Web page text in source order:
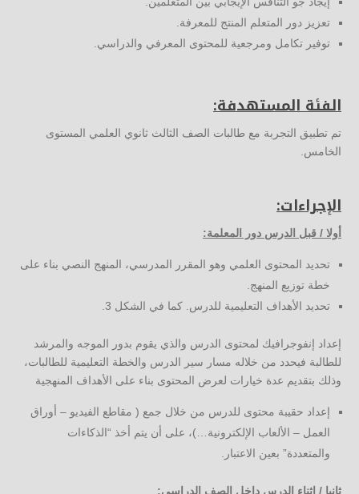
تعزيز دور المتعلم المنتج للمعرفة.
توفير تكامل ومرجعية للمحتوى المعرفي والدراسي.
الفئة المستهدفة:
تم تطبيق التجربة مع طالبات الصف الثالث ثانوي العلمي المستوى
الخامس.
الإجراءات:
أولا / قبل الدرس دور المعلمة:
تحديد المحتوى العلمي وهو المقرر المدرسي، المنهج النصي بناء على
خطة توزيع المنهج.
تحديد الأهداف التعليمية للدرس. كما في الشكل 3.
إعداد إنفوجرافيك لمحتوى الدرس والذي يقوم بدور الموجه والمرشد
للطالبة فيحدد من خلاله مسار سير الدرس والخطة التعليمية للطالبات،
وذلك بتقديم عدة خيارات لعرض المحتوى بناء على الأهداف المنهجية
إعداد حقيبة محتوى للدرس من خلال جمع ( مقاطع الفيديو – أوراق
العمل – الألعاب الإلكترونية…)، على أن يتم أخذ “الذكاءات
والمتعددة” بعين الاعتبار.
ثانيا / اثناء الدرس داخل الصف الدراسي: